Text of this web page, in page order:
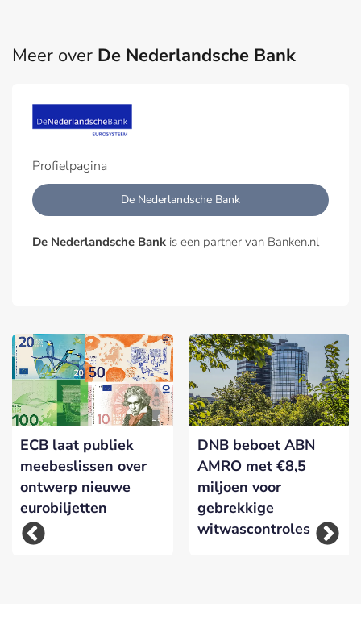
Meer over De Nederlandsche Bank
Profielpagina
De Nederlandsche Bank
De Nederlandsche Bank is een partner van Banken.nl
ECB laat publiek
meebeslissen over
ontwerp nieuwe
eurobiljetten
DNB beboet ABN
AMRO met €8,5
miljoen voor
gebrekkige
witwascontroles